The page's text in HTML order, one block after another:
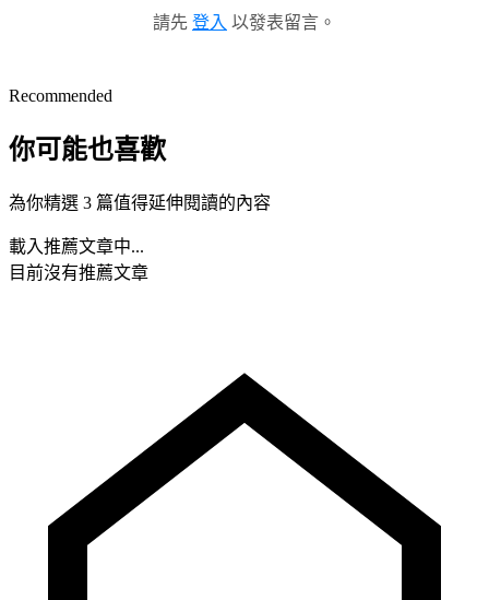
請先 登入 以發表留言。
Recommended
你可能也喜歡
為你精選 3 篇值得延伸閱讀的內容
載入推薦文章中...
目前沒有推薦文章